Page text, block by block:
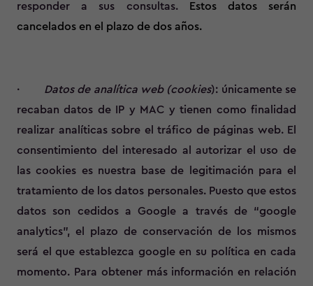
responder a sus consultas.Estos datos serán
cancelados en el plazo de dos años.
· Datos de analítica web (cookies): únicamente se
recaban datos de IP y MAC y tienen como finalidad
realizar analíticas sobre el tráfico de páginas web. El
consentimiento del interesado al autorizar el uso de
las cookies es nuestra base de legitimación para el
tratamiento de los datos personales. Puesto que estos
datos son cedidos a Google a través de “google
analytics”, el plazo de conservación de los mismos
será el que establezca google en su política en cada
momento. Para obtener más información en relación